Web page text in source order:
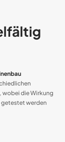
wobei die Wirkung
getestet werden